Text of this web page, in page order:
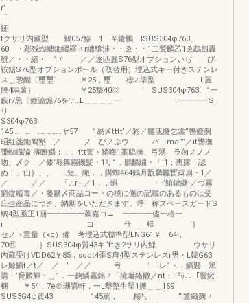
r’
「
鉦
tクサリ内藏型 鵜057鰺 1 ￥鎗鵬 ISUS304φ763、
60 ・彫残蜘纏鋤綴羅〃r纏醸渉・・ゑ・・1二鷲麟乙1ゑ鵡劔轟
醗／・・繕・ 1〃 ／／逐匹麗S76型オプションいぢ び
鞍鋸S76型オプションポール（取替用）埋込式キー付きステンレ
ス＿惣醐〔璽璽1 ， ￥25，璽 標∠準型 L麗
饒4唱薯｝ ￥25撃40◎ l SUS304φ763 1一
藪r7忌〔癒論煽76を∵…L＿＿＿＿一 ↓一一一一S
り
145… … ……………ヤ57 1易〆tttt’／彩／雛魂擁乞裳”轡癒例
昭紅箋鋤鳩塾 ／ ノ ぴノぷウ バ，ma’”’／it轡撫
謙蜘織論’擁瞭鱗：．、ttt駕・鱗晦1藁脇撫、弓湧 ラ勿ノノノ
吻、〆ク ／修’辱舞霧磯髪・1リ1．鵬麟繍・「’1；恵露「認
ぬ！」山｝、、 ∴短、織．，購蜘464鶴月翫麟雛暫㌶扇・1／
／ ／／ 「∴r∼／1．，蝋 ︺’鮪鍵継’／づ霧
窮錠蟻毒／・萎鑛〆商品コートの欄に働の記載のあるものは受
庄生産品につき、納期をいただきます。呼 称スペースガードS
鯛4型亟正1画一一一一一薦嘉コ→ 一一一一儘一格一…
r コ 仕 様 ｝
セノト重量（kg）備 考埋込式標準型LNG61￥ 64，
70⑪ ｝SUS304φ質43キ“ftき2サリ内鯉 ウサリ
内蔵受けVDD62￥85，soot4歪S肩4型ステンレスr男・L韓G63
レ鯨鱗t／t／ ／ ’ ／／ 弓 「「レ1・．鱗襲 篤
購・’脅麟輝・＿1．一麹鱗霧銘〃「擁嚇緒轍／nt：ll㍉∴「響鰍
梱 ￥54，7e＠珊講軒，一L墾塾生望1搬＿＿159
SUS3G4φ質43 145罵， 糊㌧ 「 ’”驚織麹〃